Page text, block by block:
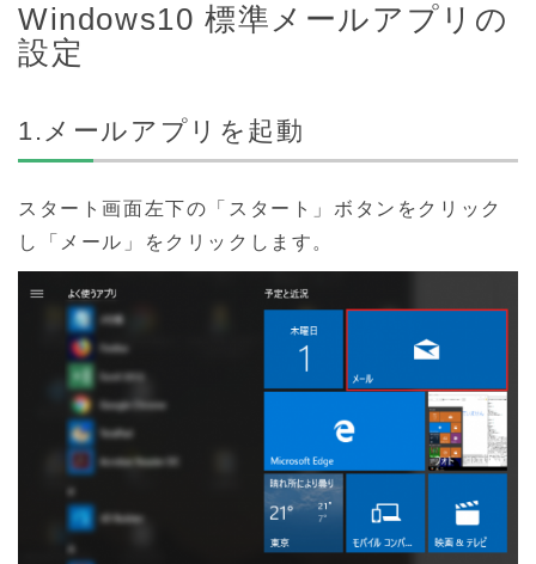
さい。
送受信サーバ名
設定する情報がわからない場合
登録確認書をご確認ください
ご契約の際に発行しております「登録確認書」に記
載されていますのでご確認ください。紛失された方
登録確認書の再発行 をご依頼ください。
Windows10 標準メールアプリの
設定
1.メールアプリを起動
スタート画面左下の「スタート」ボタンをクリック
し「メール」をクリックします。